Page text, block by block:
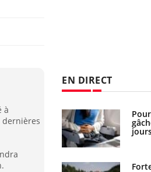
à
EN DIRECT
ventre
premiers
:
de